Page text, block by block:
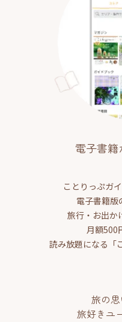
電子書籍
ことりっぷガ
電子書籍版
旅行・お出か
月額500
読み放題になる「
旅の思
旅好きユ